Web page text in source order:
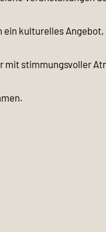
ein kulturelles Angebot,
mit stimmungsvoller